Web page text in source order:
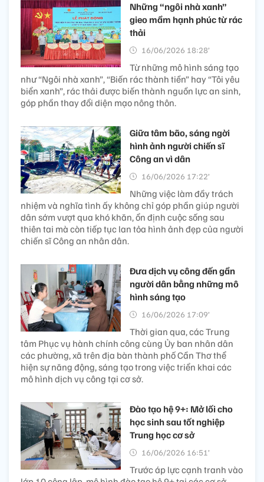
Những “ngôi nhà xanh”
gieo mầm hạnh phúc từ rác
thải
16/06/2026 18:28’
Từ những mô hình sáng tạo
như “Ngôi nhà xanh”, “Biến rác thành tiền” hay “Tôi yêu
biển xanh”, rác thải được biến thành nguồn lực an sinh,
góp phần thay đổi diện mạo nông thôn.
Giữa tâm bão, sáng ngời
hình ảnh người chiến sĩ
Công an vì dân
16/06/2026 17:22’
Những việc làm đầy trách
nhiệm và nghĩa tình ấy không chỉ góp phần giúp người
dân sớm vượt qua khó khăn, ổn định cuộc sống sau
thiên tai mà còn tiếp tục lan tỏa hình ảnh đẹp của người
chiến sĩ Công an nhân dân.
Đưa dịch vụ công đến gần
người dân bằng những mô
hình sáng tạo
16/06/2026 17:09’
Thời gian qua, các Trung
tâm Phục vụ hành chính công cùng Ủy ban nhân dân
các phường, xã trên địa bàn thành phố Cần Thơ thể
hiện sự năng động, sáng tạo trong việc triển khai các
mô hình dịch vụ công tại cơ sở.
Đào tạo hệ 9+: Mở lối cho
học sinh sau tốt nghiệp
Trung học cơ sở
16/06/2026 16:51’
Trước áp lực cạnh tranh vào